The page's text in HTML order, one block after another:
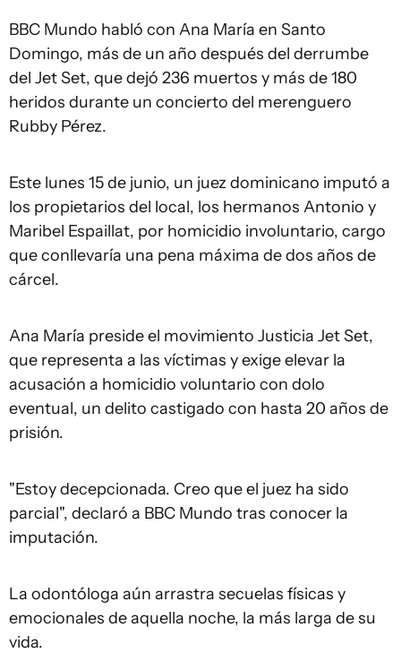
BBC Mundo habló con Ana María en Santo
Domingo, más de un año después del derrumbe
del Jet Set, que dejó 236 muertos y más de 180
heridos durante un concierto del merenguero
Rubby Pérez.
Este lunes 15 de junio, un juez dominicano imputó a
los propietarios del local, los hermanos Antonio y
Maribel Espaillat, por homicidio involuntario, cargo
que conllevaría una pena máxima de dos años de
cárcel.
Ana María preside el movimiento Justicia Jet Set,
que representa a las víctimas y exige elevar la
acusación a homicidio voluntario con dolo
eventual, un delito castigado con hasta 20 años de
prisión.
"Estoy decepcionada. Creo que el juez ha sido
parcial", declaró a BBC Mundo tras conocer la
imputación.
La odontóloga aún arrastra secuelas físicas y
emocionales de aquella noche, la más larga de su
vida.